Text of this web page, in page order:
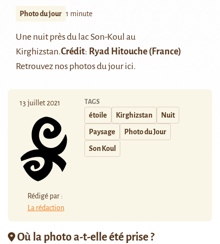
Photo du jour 1 minute
Une nuit près du lac Son-Koul au
Kirghizstan.Crédit: Ryad Hitouche (France)
Retrouvez nos photos du jourici.
13 juillet 2021
Rédigé par :
La rédaction
TAGS
étoile Kirghizstan Nuit
Paysage Photo du Jour
Son Koul
Où la photo a-t-elle été prise ?